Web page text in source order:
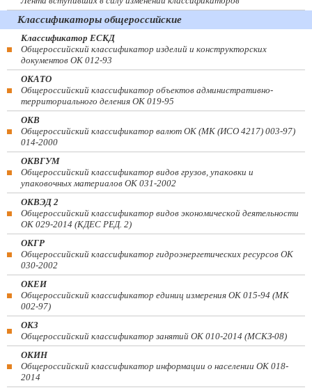
Классификаторы общероссийские
Классификатор ЕСКД
Общероссийский классификатор изделий и конструкторских
документов ОК 012-93
ОКАТО
Общероссийский классификатор объектов административно-
территориального деления ОК 019-95
ОКВ
Общероссийский классификатор валют ОК (МК (ИСО 4217) 003-97)
014-2000
ОКВГУМ
Общероссийский классификатор видов грузов, упаковки и
упаковочных материалов ОК 031-2002
ОКВЭД 2
Общероссийский классификатор видов экономической деятельности
ОК 029-2014 (КДЕС РЕД. 2)
ОКГР
Общероссийский классификатор гидроэнергетических ресурсов ОК
030-2002
ОКЕИ
Общероссийский классификатор единиц измерения ОК 015-94 (МК
002-97)
ОКЗ
Общероссийский классификатор занятий ОК 010-2014 (МСКЗ-08)
ОКИН
Общероссийский классификатор информации о населении ОК 018-
2014